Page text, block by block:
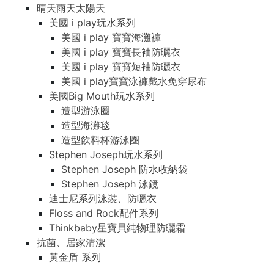
晴天雨天太陽天
美國 i play玩水系列
美國 i play 寶寶海灘褲
美國 i play 寶寶長袖防曬衣
美國 i play 寶寶短袖防曬衣
美國 i play寶寶泳褲戲水免穿尿布
美國Big Mouth玩水系列
造型游泳圈
造型海灘毯
造型飲料杯游泳圈
Stephen Joseph玩水系列
Stephen Joseph 防水收納袋
Stephen Joseph 泳鏡
迪士尼系列泳裝、防曬衣
Floss and Rock配件系列
Thinkbaby星寶貝純物理防曬霜
抗菌、居家清潔
黃金盾 系列